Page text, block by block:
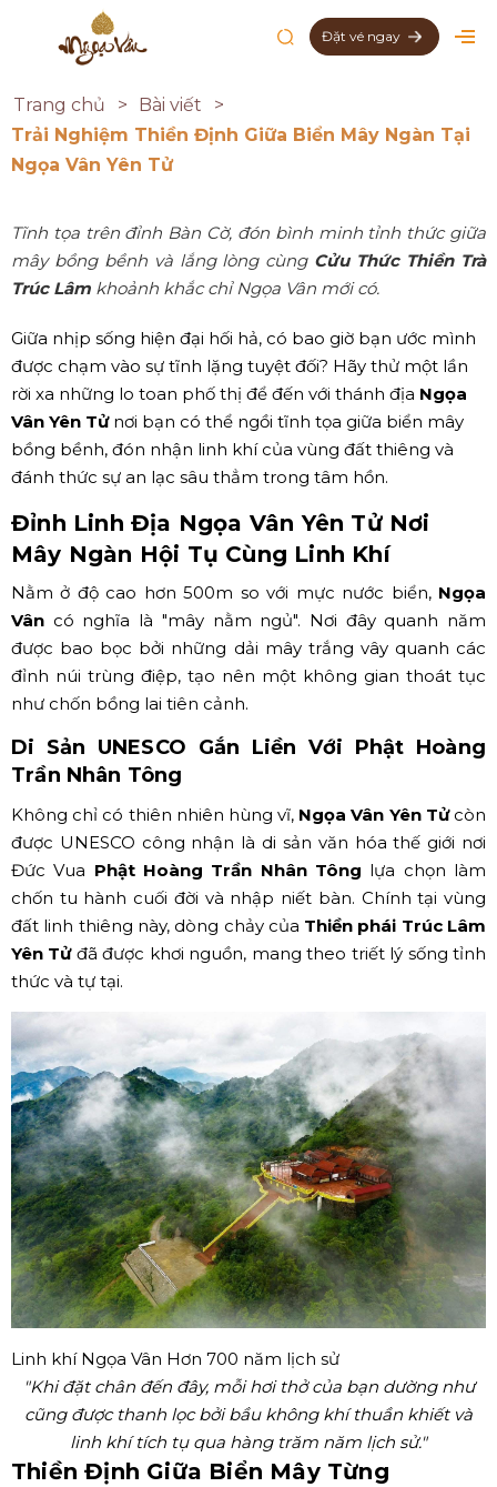
Đặt vé ngay
Trang chủ
Bài viết
Trải Nghiệm Thiền Định Giữa Biển Mây Ngàn Tại
Ngọa Vân Yên Tử
Tĩnh tọa trên đỉnh Bàn Cờ, đón bình minh tỉnh thức giữa
mây bồng bềnh và lắng lòng cùng Cửu Thức Thiền Trà
Trúc Lâm khoảnh khắc chỉ Ngọa Vân mới có.
Giữa nhịp sống hiện đại hối hả, có bao giờ bạn ước mình
được chạm vào sự tĩnh lặng tuyệt đối? Hãy thử một lần
rời xa những lo toan phố thị để đến với thánh địa Ngọa
Vân Yên Tửnơi bạn có thể ngồi tĩnh tọa giữa biển mây
bồng bềnh, đón nhận linh khí của vùng đất thiêng và
đánh thức sự an lạc sâu thẳm trong tâm hồn.
Đỉnh Linh Địa Ngọa Vân Yên Tử Nơi
Mây Ngàn Hội Tụ Cùng Linh Khí
Nằm ở độ cao hơn 500m so với mực nước biển, Ngọa
Vân có nghĩa là "mây nằm ngủ". Nơi đây quanh năm
được bao bọc bởi những dải mây trắng vây quanh các
đỉnh núi trùng điệp, tạo nên một không gian thoát tục
như chốn bồng lai tiên cảnh.
Di Sản UNESCO Gắn Liền Với Phật Hoàng
Trần Nhân Tông
Không chỉ có thiên nhiên hùng vĩ, Ngọa Vân Yên Tử còn
được UNESCO công nhận là di sản văn hóa thế giới nơi
Đức Vua Phật Hoàng Trần Nhân Tông lựa chọn làm
chốn tu hành cuối đời và nhập niết bàn. Chính tại vùng
đất linh thiêng này, dòng chảy của Thiền phái Trúc Lâm
Yên Tử đã được khơi nguồn, mang theo triết lý sống tỉnh
thức và tự tại.
Linh khí Ngọa Vân Hơn 700 năm lịch sử
"Khi đặt chân đến đây, mỗi hơi thở của bạn dường như
cũng được thanh lọc bởi bầu không khí thuần khiết và
linh khí tích tụ qua hàng trăm năm lịch sử."
Thiền Định Giữa Biển Mây Từng